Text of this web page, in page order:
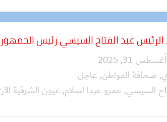
عبد الفتاح السيسي رئيس
أغسطس 31, 2025
, صحافة المواطن, عاجل
السيسي, عمرو عبدا لسلام, عيون الشرقية